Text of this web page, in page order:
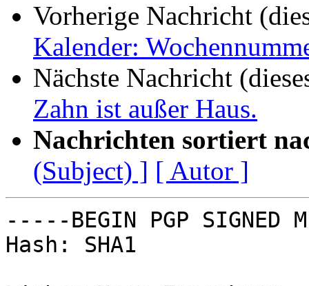
Vorherige Nachricht
Kalender:
Nächste Nachricht
Zahn ist außer Haus.
Nachrichten sortiert
(Subject) ] [ Autor ]
-----BEGIN PGP SIGNED
Hash: SHA1